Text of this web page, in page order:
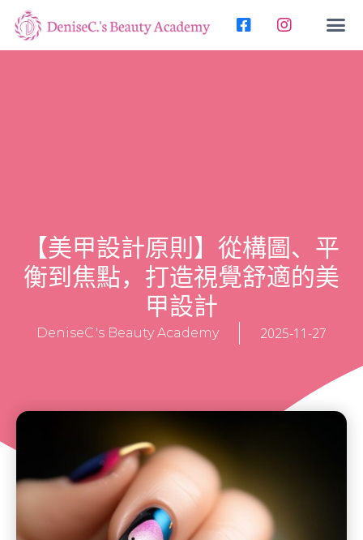
【美甲設計原則】從構圖、平
衡到焦點，打造視覺舒適的美
甲設計
DeniseC.'s Beauty Academy 2025-11-27